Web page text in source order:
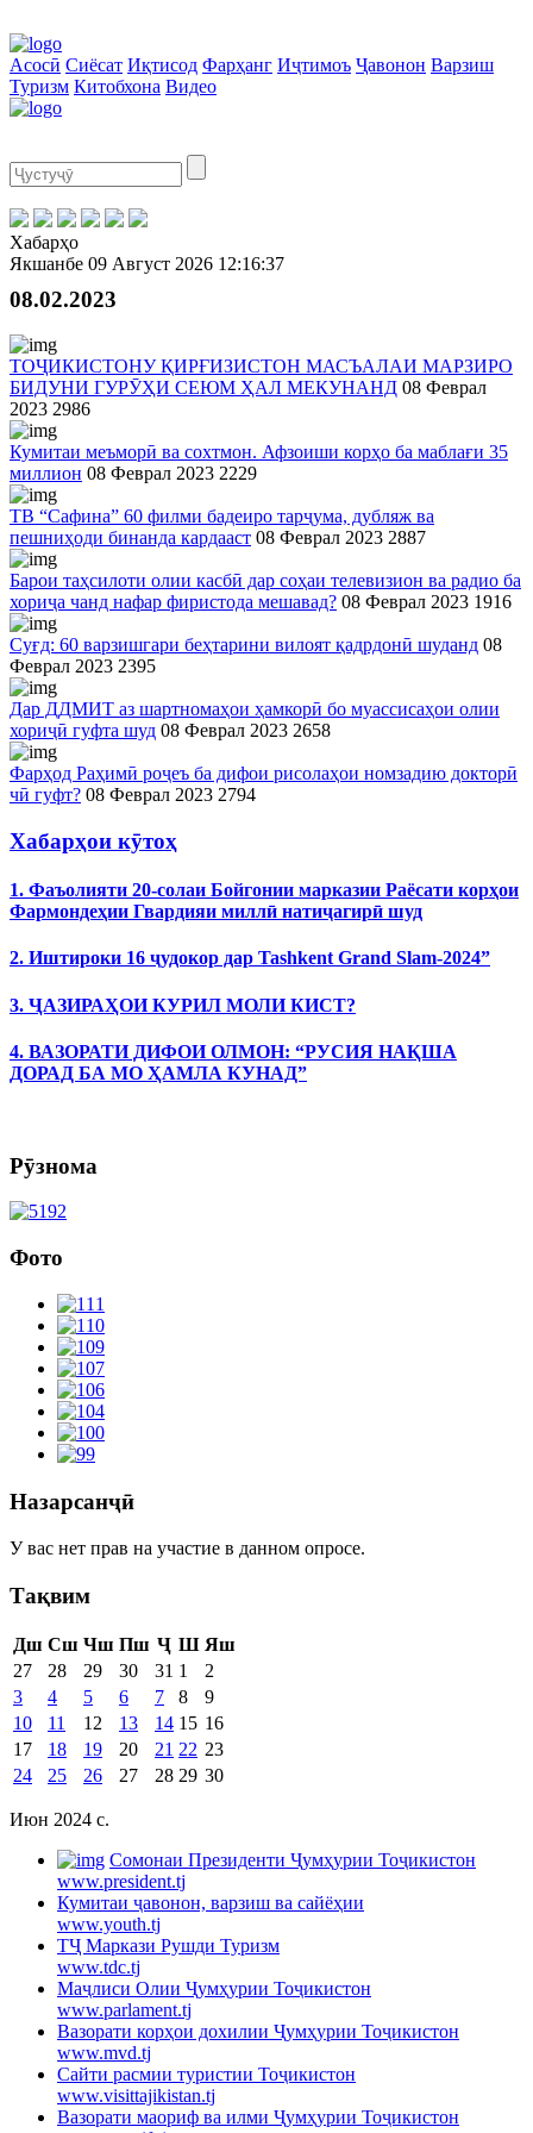
Асосӣ Сиёсат Иқтисод Фарҳанг Иҷтимоъ Ҷавонон Варзиш
Туризм Китобхона Видео
Хабарҳо
Якшанбе 09 Август 2026 12:16:37
08.02.2023
ТОҶИКИСТОНУ ҚИРҒИЗИСТОН МАСЪАЛАИ МАРЗИРО
БИДУНИ ГУРӮҲИ СЕЮМ ҲАЛ МЕКУНАНД 08 Феврал
2023 2986
Кумитаи меъморӣ ва сохтмон. Афзоиши корҳо ба маблағи 35
миллион 08 Феврал 2023 2229
ТВ “Сафина” 60 филми бадеиро тарҷума, дубляж ва
пешниҳоди бинанда кардааст 08 Феврал 2023 2887
Барои таҳсилоти олии касбӣ дар соҳаи телевизион ва радио ба
хориҷа чанд нафар фиристода мешавад? 08 Феврал 2023 1916
Суғд: 60 варзишгари беҳтарини вилоят қадрдонӣ шуданд 08
Феврал 2023 2395
Дар ДДМИТ аз шартномаҳои ҳамкорӣ бо муассисаҳои олии
хориҷӣ гуфта шуд 08 Феврал 2023 2658
Фарҳод Раҳимӣ роҷеъ ба дифои рисолаҳои номзадию докторӣ
чӣ гуфт? 08 Феврал 2023 2794
Хабарҳои кӯтоҳ
1. Фаъолияти 20-солаи Бойгонии марказии Раёсати корҳои
Фармондеҳии Гвардияи миллӣ натиҷагирӣ шуд
2. Иштироки 16 ҷудокор дар Tashkent Grand Slam-2024”
3. ҶАЗИРАҲОИ КУРИЛ МОЛИ КИСТ?
4. ВАЗОРАТИ ДИФОИ ОЛМОН: “РУСИЯ НАҚША
ДОРАД БА МО ҲАМЛА КУНАД”
Рӯзнома
Фото
Назарсанҷӣ
У вас нет прав на участие в данном опросе.
Тақвим
Дш Сш Чш Пш Ҷ Ш Яш
27
28 29 30 31 1
2
3
4 5 6 7 8
9
10
11 12 13 14 15 16
17
18 19 20 21 22 23
24
25 26 27 28 29 30
Июн 2024 c.
Cомонаи Президенти Ҷумҳурии Тоҷикистон
www.president.tj
Кумитаи ҷавонон, варзиш ва сайёҳии
www.youth.tj
ТҶ Маркази Рушди Туризм
www.tdc.tj
Маҷлиси Олии Ҷумҳурии Тоҷикистон
www.parlament.tj
Вазорати корҳои дохилии Ҷумҳурии Тоҷикистон
www.mvd.tj
Сайти расмии туристии Тоҷикистон
www.visittajikistan.tj
Вазорати маориф ва илми Ҷумҳурии Тоҷикистон